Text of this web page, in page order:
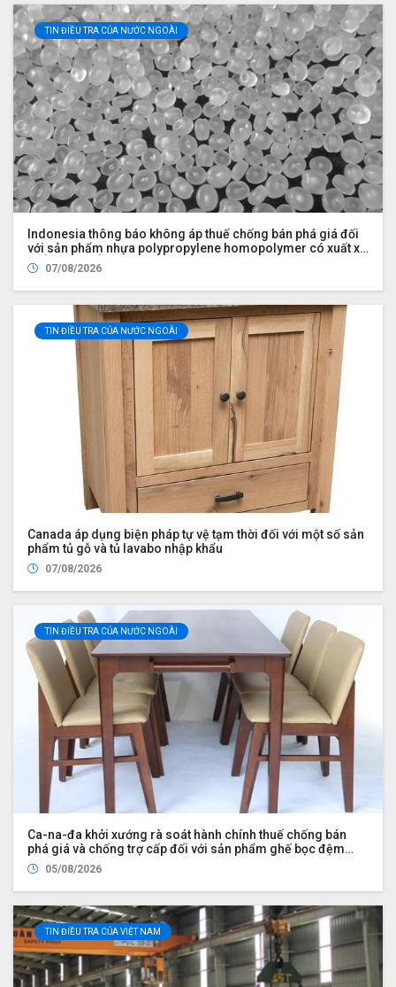
TIN ĐIỀU TRA CỦA NƯỚC NGOÀI
Indonesia thông báo không áp thuế chống bán phá giá đối
với sản phẩm nhựa polypropylene homopolymer có xuất xứ
từ Ả Rập Xê Út, Malaysia, Trung Quốc, Philippines, Hàn
Quốc, Singapore, Thái Lan và Việt Nam
07/08/2026
TIN ĐIỀU TRA CỦA NƯỚC NGOÀI
Canada áp dụng biện pháp tự vệ tạm thời đối với một số sản
phẩm tủ gỗ và tủ lavabo nhập khẩu
07/08/2026
TIN ĐIỀU TRA CỦA NƯỚC NGOÀI
Ca-na-đa khởi xướng rà soát hành chính thuế chống bán
phá giá và chống trợ cấp đối với sản phẩm ghế bọc đệm
nhập khẩu từ Trung Quốc và Việt Nam, đồng thời nhập khẩu
từ Hoa Kỳ bởi Công ty Wayfair LLC (UDS 2026 UP2)
05/08/2026
TIN ĐIỀU TRA CỦA VIỆT NAM